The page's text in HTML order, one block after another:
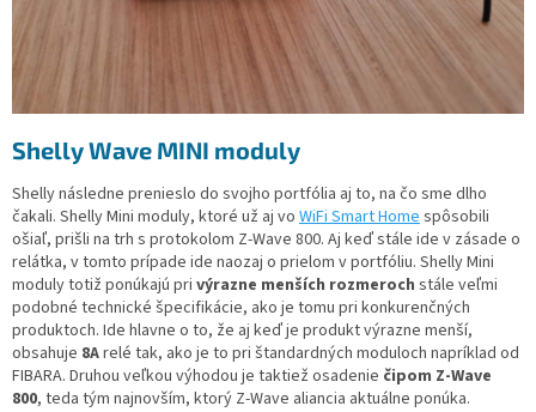
Shelly Wave MINI moduly
Shelly následne prenieslo do svojho portfólia aj to, na čo sme dlho
čakali. Shelly Mini moduly, ktoré už aj vo WiFi Smart Home spôsobili
ošiaľ, prišli na trh s protokolom Z-Wave 800. Aj keď stále ide v zásade o
relátka, v tomto prípade ide naozaj o prielom v portfóliu. Shelly Mini
moduly totiž ponúkajú pri výrazne menších rozmeroch stále veľmi
podobné technické špecifikácie, ako je tomu pri konkurenčných
produktoch. Ide hlavne o to, že aj keď je produkt výrazne menší,
obsahuje 8Arelé tak, ako je to pri štandardných moduloch napríklad od
FIBARA. Druhou veľkou výhodou je taktiež osadenie čipom Z-Wave
800, teda tým najnovším, ktorý Z-Wave aliancia aktuálne ponúka.